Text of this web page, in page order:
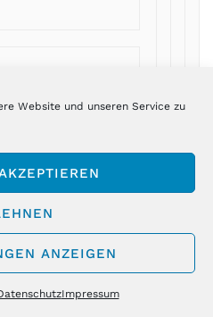
Website und unseren Service zu
ANZEIGEN
Impressum
von aktien-